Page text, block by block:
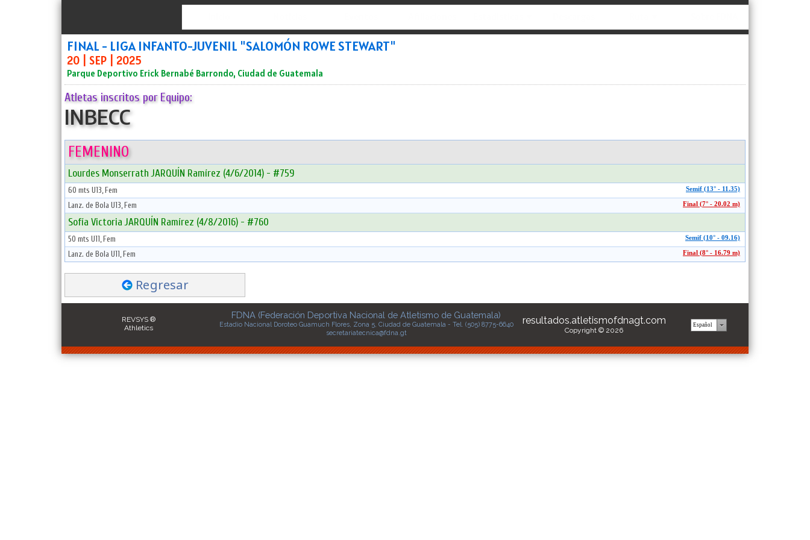
FINAL - LIGA INFANTO-JUVENIL "SALOMÓN ROWE STEWART"
20 | SEP | 2025
Parque Deportivo Erick Bernabé Barrondo, Ciudad de Guatemala
Atletas inscritos por Equipo:
INBECC
FEMENINO
Lourdes Monserrath JARQUÍN Ramírez (4/6/2014) - #759
60 mts U13, Fem Semif (13° - 11.35)
Lanz. de Bola U13, Fem Final (7° - 20.02 m)
Sofía Victoria JARQUÍN Ramírez (4/8/2016) - #760
50 mts U11, Fem Semif (10° - 09.16)
Lanz. de Bola U11, Fem Final (8° - 16.79 m)
Regresar
REVSYS ®
Athletics
FDNA (Federación Deportiva Nacional de Atletismo de Guatemala)
Estadio Nacional Doroteo Guamuch Flores, Zona 5, Ciudad de Guatemala - Tel. (505) 8775-6640
secretariatecnica@fdna.gt
resultados.atletismofdnagt.com
Copyright © 2026